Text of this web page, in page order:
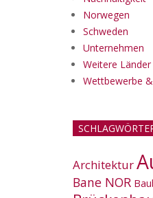
Norwegen
Schweden
Unternehmen
Weitere Länder
Wettbewerbe
Architektur
Bane NOR